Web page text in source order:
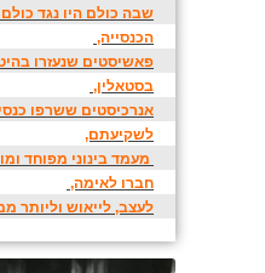
הכנסייה,
בסטאלין,
לשקיעתם,
חברו לאימה,
לעצב, לייאוש וליותר